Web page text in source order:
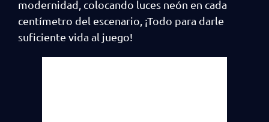
modernidad, colocando luces neón en cada
centímetro del escenario, ¡Todo para darle
suficiente vida al juego!